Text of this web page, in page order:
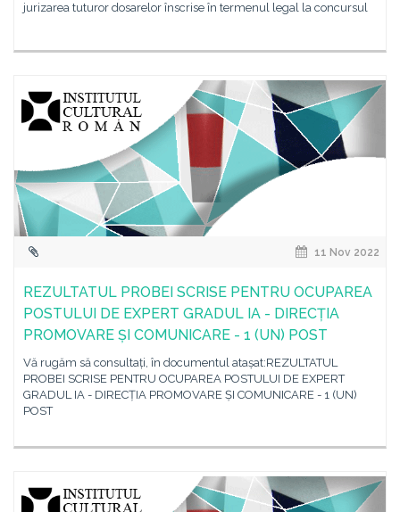
jurizarea tuturor dosarelor înscrise în termenul legal la concursul
11 Nov 2022
REZULTATUL PROBEI SCRISE PENTRU OCUPAREA
POSTULUI DE EXPERT GRADUL IA - DIRECȚIA
PROMOVARE ȘI COMUNICARE - 1 (UN) POST
Vă rugăm să consultați, în documentul atașat:REZULTATUL
PROBEI SCRISE PENTRU OCUPAREA POSTULUI DE EXPERT
GRADUL IA - DIRECȚIA PROMOVARE ȘI COMUNICARE - 1 (UN)
POST